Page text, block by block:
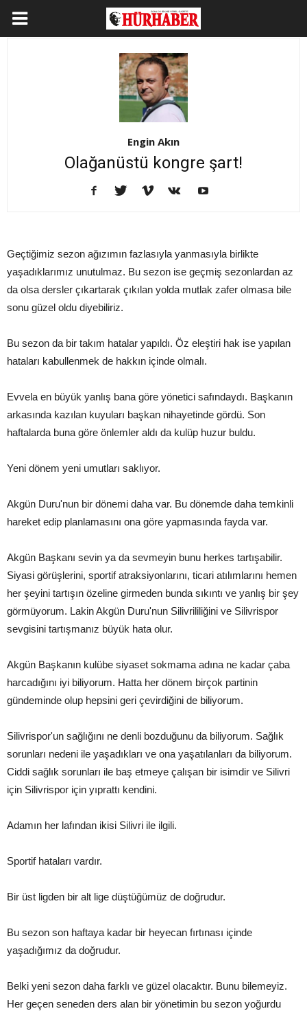
Engin Akın
Olağanüstü kongre şart!
Geçtiğimiz sezon ağızımın fazlasıyla yanmasıyla birlikte
yaşadıklarımız unutulmaz. Bu sezon ise geçmiş sezonlardan az
da olsa dersler çıkartarak çıkılan yolda mutlak zafer olmasa bile
sonu güzel oldu diyebiliriz.
Bu sezon da bir takım hatalar yapıldı. Öz eleştiri hak ise yapılan
hataları kabullenmek de hakkın içinde olmalı.
Evvela en büyük yanlış bana göre yönetici safındaydı. Başkanın
arkasında kazılan kuyuları başkan nihayetinde gördü. Son
haftalarda buna göre önlemler aldı da kulüp huzur buldu.
Yeni dönem yeni umutları saklıyor.
Akgün Duru'nun bir dönemi daha var. Bu dönemde daha temkinli
hareket edip planlamasını ona göre yapmasında fayda var.
Akgün Başkanı sevin ya da sevmeyin bunu herkes tartışabilir.
Siyasi görüşlerini, sportif atraksiyonlarını, ticari atılımlarını hemen
her şeyini tartışın özeline girmeden bunda sıkıntı ve yanlış bir şey
görmüyorum. Lakin Akgün Duru'nun Silivrililiğini ve Silivrispor
sevgisini tartışmanız büyük hata olur.
Akgün Başkanın kulübe siyaset sokmama adına ne kadar çaba
harcadığını iyi biliyorum. Hatta her dönem birçok partinin
gündeminde olup hepsini geri çevirdiğini de biliyorum.
Silivrispor'un sağlığını ne denli bozduğunu da biliyorum. Sağlık
sorunları nedeni ile yaşadıkları ve ona yaşatılanları da biliyorum.
Ciddi sağlık sorunları ile baş etmeye çalışan bir isimdir ve Silivri
için Silivrispor için yıprattı kendini.
Adamın her lafından ikisi Silivri ile ilgili.
Sportif hataları vardır.
Bir üst ligden bir alt lige düştüğümüz de doğrudur.
Bu sezon son haftaya kadar bir heyecan fırtınası içinde
yaşadığımız da doğrudur.
Belki yeni sezon daha farklı ve güzel olacaktır. Bunu bilemeyiz.
Her geçen seneden ders alan bir yönetimin bu sezon yoğurdu